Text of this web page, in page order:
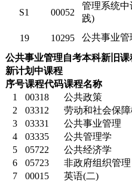
S1
00052
管理系统
践)
19
10295 公共事业管
公共事业管理自考本科新旧课
新计划中课程
序号课程代码课程名称
1
00318 公共政策
2
03312 劳动和社会保
3
03331 公共事业管理
4
03335 公共管理学
5
05722 公共经济学
6
05723 非政府组织管理
7
00015 英语(二)